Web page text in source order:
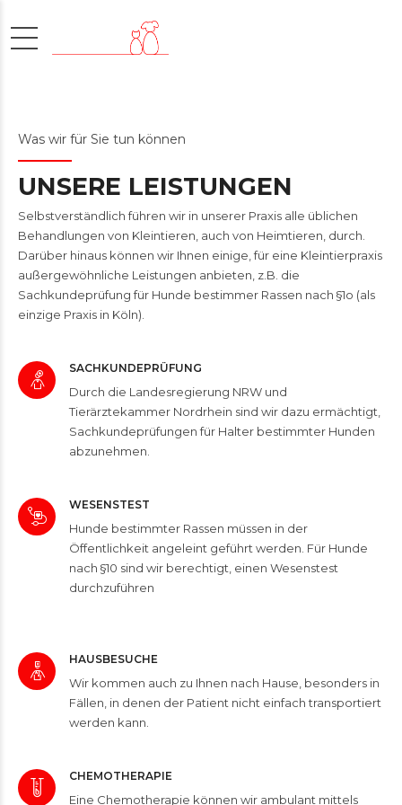
Was wir für Sie tun können
UNSERE LEISTUNGEN
Selbstverständlich führen wir in unserer Praxis alle üblichen
Behandlungen von Kleintieren, auch von Heimtieren, durch.
Darüber hinaus können wir Ihnen einige, für eine Kleintierpraxis
außergewöhnliche Leistungen anbieten, z.B. die
Sachkundeprüfung für Hunde bestimmer Rassen nach §1o (als
einzige Praxis in Köln).
SACHKUNDEPRÜFUNG
Durch die Landesregierung NRW und
Tierärztekammer Nordrhein sind wir dazu ermächtigt,
Sachkundeprüfungen für Halter bestimmter Hunden
abzunehmen.
WESENSTEST
Hunde bestimmter Rassen müssen in der
Öffentlichkeit angeleint geführt werden. Für Hunde
nach §10 sind wir berechtigt, einen Wesenstest
durchzuführen
HAUSBESUCHE
Wir kommen auch zu Ihnen nach Hause, besonders in
Fällen, in denen der Patient nicht einfach transportiert
werden kann.
CHEMOTHERAPIE
Eine Chemotherapie können wir ambulant mittels